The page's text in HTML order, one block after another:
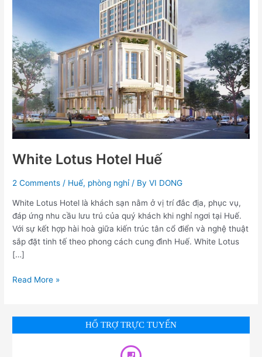
White Lotus Hotel Huế
2 Comments / Huế, phòng nghỉ / ByVI DONG
White Lotus Hotel là khách sạn nằm ở vị trí đắc địa, phục vụ,
đáp ứng nhu cầu lưu trú của quý khách khi nghỉ ngơi tại Huế.
Với sự kết hợp hài hoà giữa kiến trúc tân cổ điển và nghệ thuật
sắp đặt tinh tế theo phong cách cung đình Huế. White Lotus
[…]
Read More »
HỔ TRỢ TRỰC TUYẾN